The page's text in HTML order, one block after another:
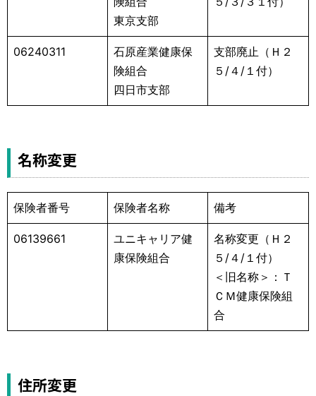
東京支部
06240311
石原産業健康保
険組合
四日市支部
支部廃止（Ｈ２
５/４/１付）
名称変更
保険者番号 保険者名称 備考
06139661
ユニキャリア健
康保険組合
名称変更（Ｈ２
５/４/１付）
＜旧名称＞：Ｔ
ＣＭ健康保険組
合
住所変更